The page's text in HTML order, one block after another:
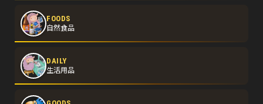
FOODS
自然食品
DAILY
生活用品